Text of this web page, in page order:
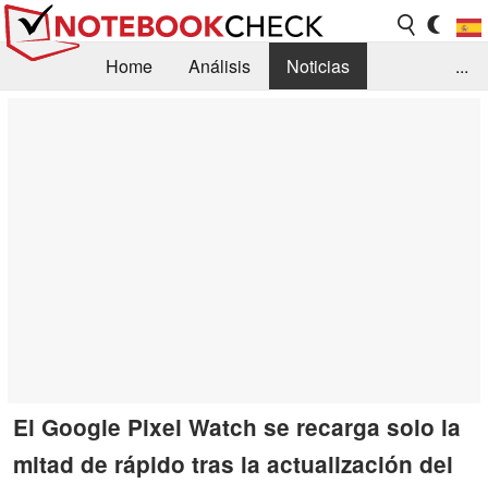
Home Análisis
Noticias
...
El Google Pixel Watch se recarga solo la
mitad de rápido tras la actualización del